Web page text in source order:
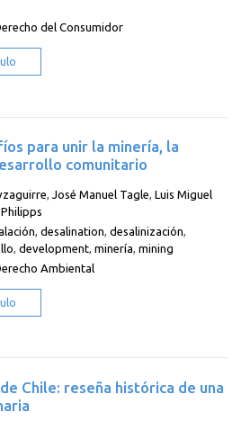
del Consumidor
para unir la minería, la
comunitario
José Manuel Tagle ,Luis Miguel
,desalination,desalinización,
,development,minería,mining
Ambiental
Chile: reseña histórica de una